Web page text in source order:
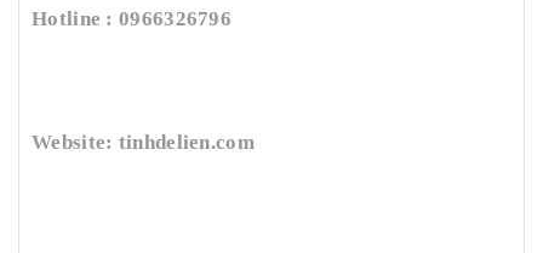
Hotline : 0966326796
Website: tinhdelien.com